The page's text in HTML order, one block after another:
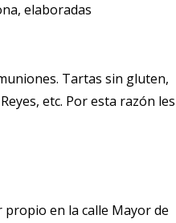
elaboradas
Tartas sin gluten,
etc. Por esta razón les
propio en la calle Mayor de